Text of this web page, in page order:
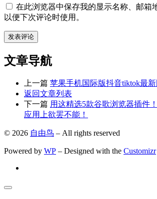
在此浏览器中保存我的显示名称、邮箱
以便下次评论时使用。
文章导航
上一篇 苹果手机国际版抖音tiktok最
返回文章列表
下一篇 用这精选5款谷歌浏览器插件
应用上欲罢不能！
© 2026 自由鸟 – All rights reserved
Powered by WP – Designed with the Customizr